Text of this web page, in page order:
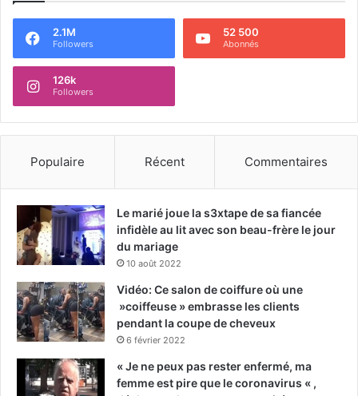
2.1M
Followers
52 500
Abonnés
126k
Followers
Populaire Récent Commentaires
Le marié joue la s3xtape de sa fiancée
infidèle au lit avec son beau-frère le jour
du mariage
10 août 2022
Vidéo: Ce salon de coiffure où une
»coiffeuse » embrasse les clients
pendant la coupe de cheveux
6 février 2022
« Je ne peux pas rester enfermé, ma
femme est pire que le coronavirus « ,